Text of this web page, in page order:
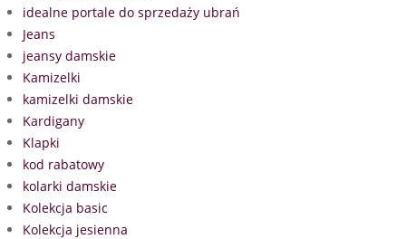
idealne portale do sprzedaży ubrań
Jeans
jeansy damskie
Kamizelki
kamizelki damskie
Kardigany
Klapki
kod rabatowy
kolarki damskie
Kolekcja basic
Kolekcja jesienna